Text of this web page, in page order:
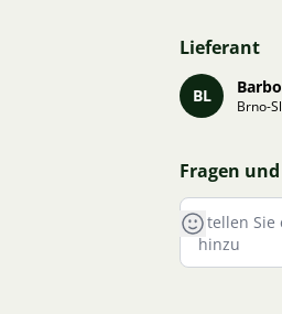
Lieferant
BL
Brno-
Fragen